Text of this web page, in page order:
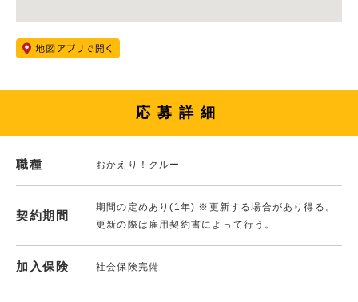
応募詳細
職種 おかえり！クルー
契約期間
期間の定めあり(1年) ※更新する場合があり得る。
更新の際は雇用契約書によって行う。
加入保険 社会保険完備